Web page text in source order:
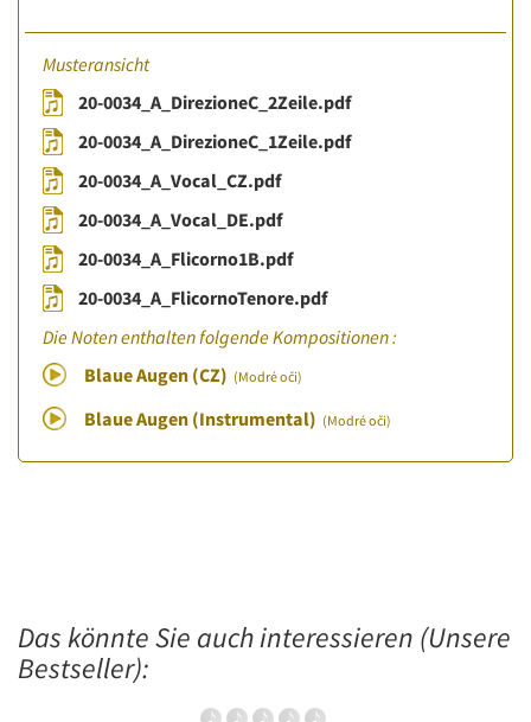
Musteransicht
20-0034_A_DirezioneC_2Zeile.pdf
20-0034_A_DirezioneC_1Zeile.pdf
20-0034_A_Vocal_CZ.pdf
20-0034_A_Vocal_DE.pdf
20-0034_A_Flicorno1B.pdf
20-0034_A_FlicornoTenore.pdf
Die Noten enthalten folgende Kompositionen :
Blaue Augen (CZ) (Modré oči)
Blaue Augen (Instrumental) (Modré oči)
Das könnte Sie auch interessieren (Unsere
Bestseller):